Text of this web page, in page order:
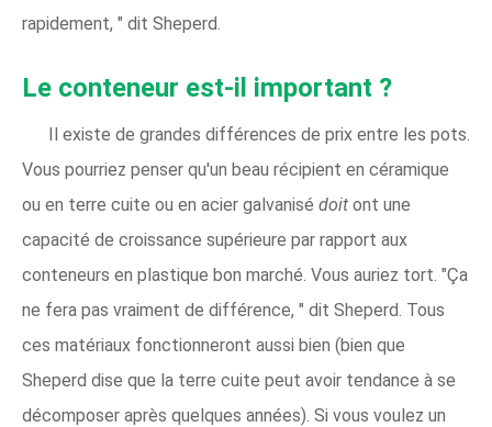
rapidement, " dit Sheperd.
Le conteneur est-il important ?
Il existe de grandes différences de prix entre les pots.
Vous pourriez penser qu'un beau récipient en céramique
ou en terre cuite ou en acier galvanisé doit ont une
capacité de croissance supérieure par rapport aux
conteneurs en plastique bon marché. Vous auriez tort. "Ça
ne fera pas vraiment de différence, " dit Sheperd. Tous
ces matériaux fonctionneront aussi bien (bien que
Sheperd dise que la terre cuite peut avoir tendance à se
décomposer après quelques années). Si vous voulez un